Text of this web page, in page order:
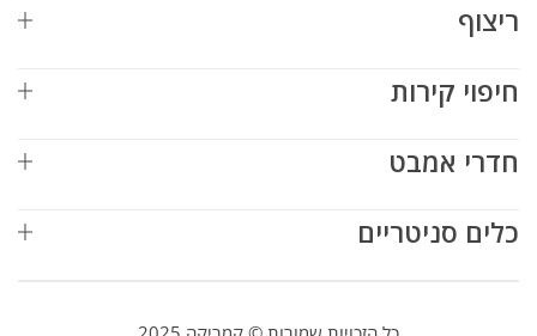
ריצוף
חיפוי קירות
חדרי אמבט
כלים סניטריים